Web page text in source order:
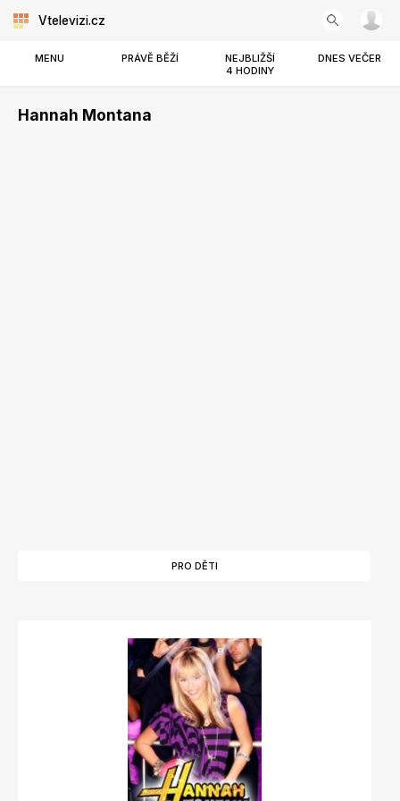
Vtelevizi.cz
MENU PRÁVĚ BĚŽÍ
NEJBLIŽŠÍ
4 HODINY
DNES VEČER
Hannah Montana
PRO DĚTI